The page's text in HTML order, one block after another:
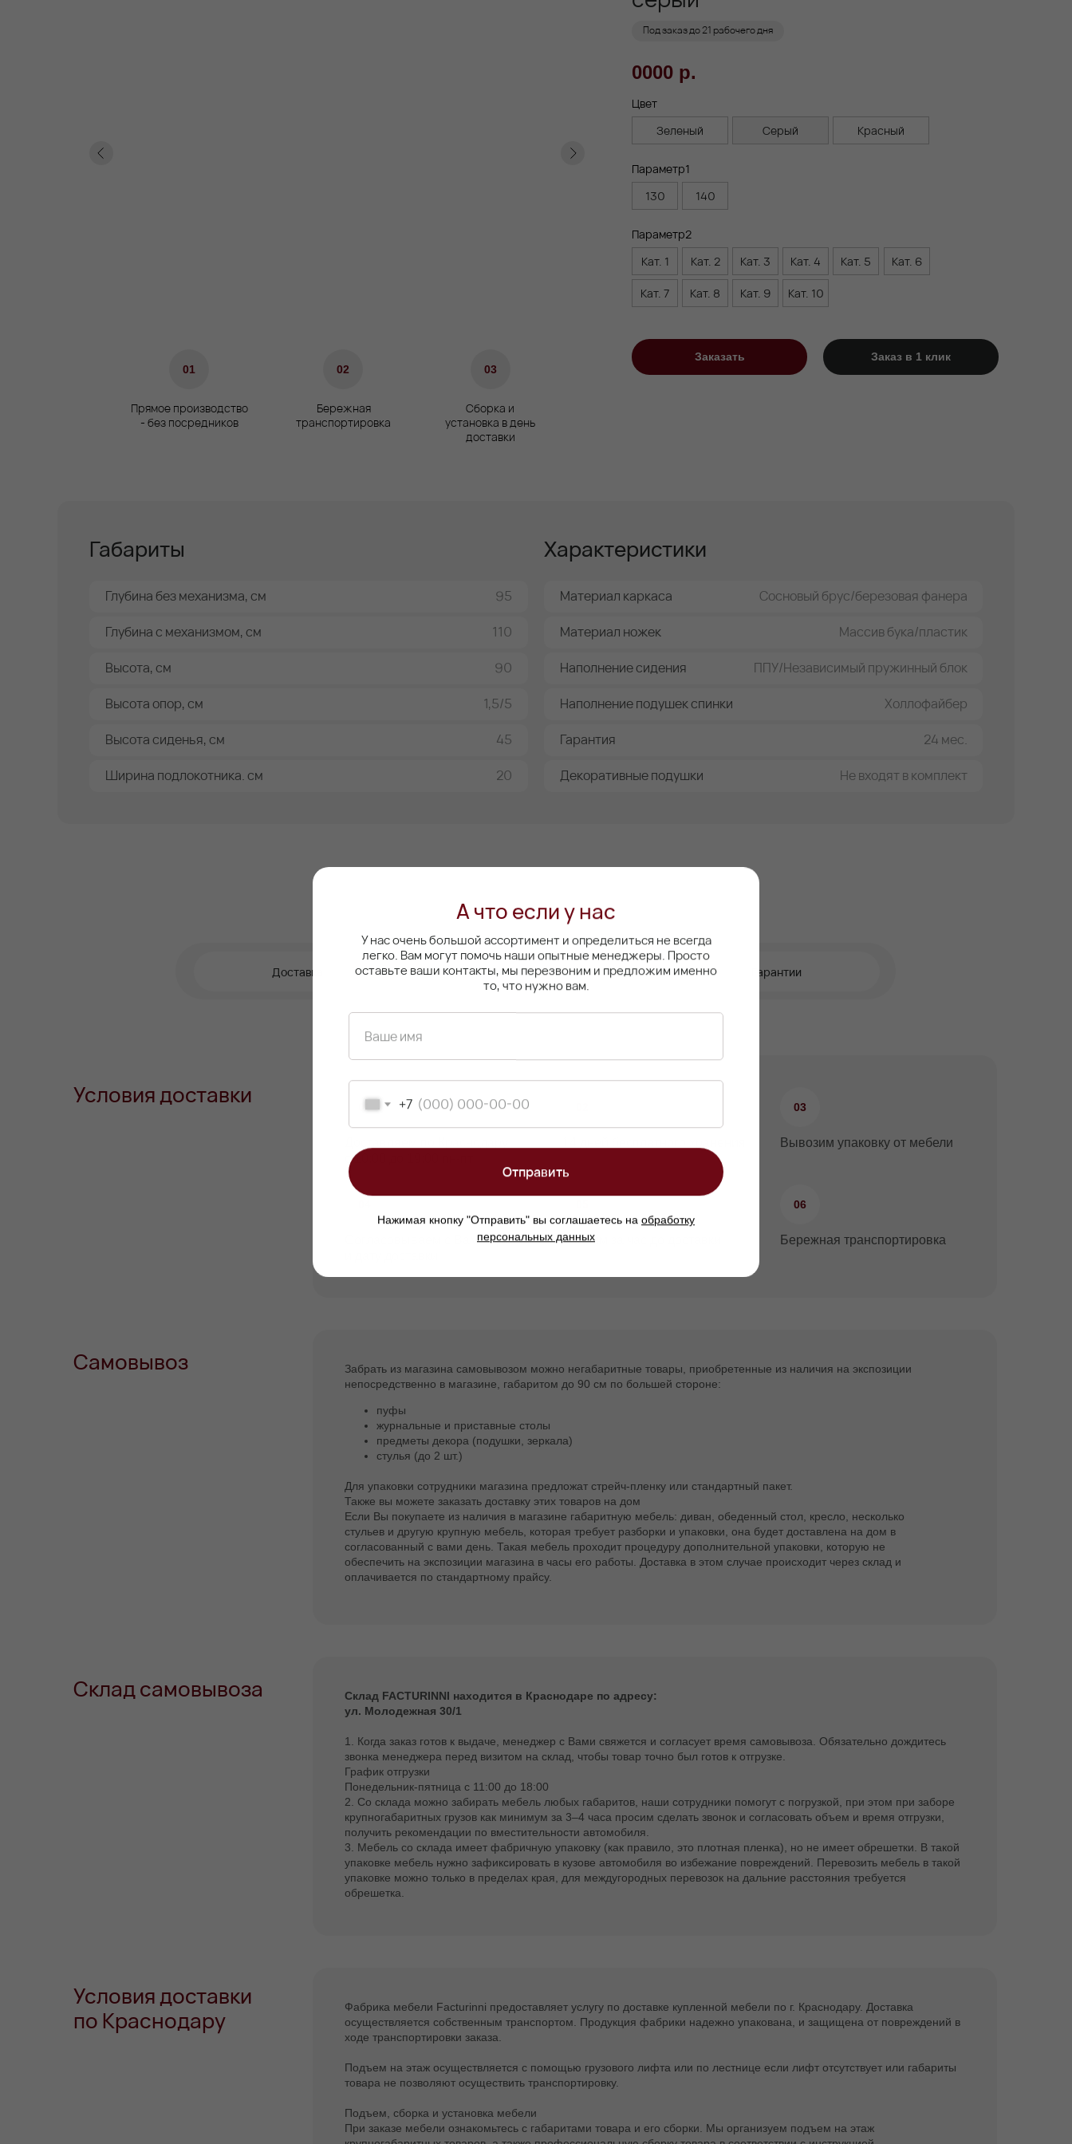
А что если у нас
У нас очень большой ассортимент и определиться не всегда
легко. Вам могут помочь наши опытные менеджеры. Просто
оставьте ваши контакты, мы перезвоним и предложим именно
то, что нужно вам.
Ваше имя
+7
Отправить
Нажимая кнопку "Отправить" вы соглашаетесь на обработку
персональных данных
0000 р.
Заказ в 1 клик
Заказать
Кат. 10
Кат. 6
Кат. 9
Кат. 8
Кат. 7
Кат. 5
Кат. 4
Кат. 3
Кат. 2
Кат. 1
Параметр2
Параметр1
140
130
Цвет
Красный
Серый
Зеленый
Под заказ до 21 рабочего дня
03
Сборка и
установка в день
доставки
02
Бережная
транспортировка
01
Прямое производство
- без посредников
Габариты
Глубина без механизма, см 95
Глубина с механизмом, см 110
Высота, см 90
Высота опор, см 1,5/5
Высота сиденья, см
Ширина подлокотника. см
45
20
Характеристики
Материал каркаса Сосновый брус/березовая фанера
Материал ножек Массив бука/пластик
Наполнение сидения ППУ/Независимый пружинный блок
Наполнение подушек спинки Холлофайбер
Гарантия
Декоративные подушки
24 мес.
Не входят в комплект
Оплата Гарантии
Доставка
Условия доставки 01
с 10:00 до 19:00 пн-пт
03
Вывозим упаковку от мебели
Согласовываем с Вами время
Звоним за час до доставки
06
Бережная транспортировка
Самовывоз
Забрать из магазина самовывозом можно негабаритные товары, приобретенные из наличия на экспозиции
непосредственно в магазине, габаритом до 90 см по большей стороне:
пуфы
журнальные и приставные столы
предметы декора (подушки, зеркала)
стулья (до 2 шт.)
Для упаковки сотрудники магазина предложат стрейч-пленку или стандартный пакет.
Также вы можете заказать доставку этих товаров на дом
Если Вы покупаете из наличия в магазине габаритную мебель: диван, обеденный стол, кресло, несколько
стульев и другую крупную мебель, которая требует разборки и упаковки, она будет доставлена на дом в
согласованный с вами день. Такая мебель проходит процедуру дополнительной упаковки, которую не
обеспечить на экспозиции магазина в часы его работы. Доставка в этом случае происходит через склад и
оплачивается по стандартному прайсу.
Склад самовывоза
Склад FACTURINNI находится в Краснодаре по адресу:
ул. Молодежная 30/1
1. Когда заказ готов к выдаче, менеджер с Вами свяжется и согласует время самовывоза. Обязательно дождитесь
звонка менеджера перед визитом на склад, чтобы товар точно был готов к отгрузке.
График отгрузки
Понедельник-пятница с 11:00 до 18:00
2. Со склада можно забирать мебель любых габаритов, наши сотрудники помогут с погрузкой, при этом при заборе
крупногабаритных грузов как минимум за 3–4 часа просим сделать звонок и согласовать объем и время отгрузки,
получить рекомендации по вместительности автомобиля.
3. Мебель со склада имеет фабричную упаковку (как правило, это плотная пленка), но не имеет обрешетки. В такой
упаковке мебель нужно зафиксировать в кузове автомобиля во избежание повреждений. Перевозить мебель в такой
упаковке можно только в пределах края, для междугородных перевозок на дальние расстояния требуется
обрешетка.
Условия доставки
по Краснодару
Фабрика мебели Facturinni предоставляет услугу по доставке купленной мебели по г. Краснодару. Доставка
осуществляется собственным транспортом. Продукция фабрики надежно упакована, и защищена от повреждений в
ходе транспортировки заказа.
Подъем на этаж осуществляется с помощью грузового лифта или по лестнице если лифт отсутствует или габариты
товара не позволяют осуществить транспортировку.
Подъем, сборка и установка мебели
При заказе мебели ознакомьтесь с габаритами товара и его сборки. Мы организуем подъем на этаж